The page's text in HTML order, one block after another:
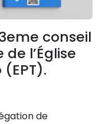
conseil
l’Église
de